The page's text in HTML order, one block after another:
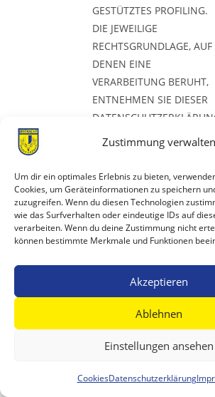
Zustimmung verwalten
Um dir ein optimales Erlebnis zu bieten,
Cookies, um Geräteinformationen zu speichern
zuzugreifen. Wenn du diesen Technologien
wie das Surfverhalten oder eindeutige IDs auf
verarbeiten. Wenn du deine Zustimmung nicht
können bestimmte Merkmale und Funktionen
Akzeptieren
Ablehnen
Einstellungen ansehen
CookiesDatenschutzerklärung
GESTÜTZTES PROFILING.
DIE JEWEILIGE
RECHTSGRUNDLAGE, AUF
DENEN EINE
VERARBEITUNG BERUHT,
ENTNEHMEN SIE DIESER
WENN SIE WIDERSPRUCH
EINLEGEN, WERDEN WIR
IHRE BETROFFENEN
PERSONENBEZOGENEN
DATEN NICHT MEHR
VERARBEITEN, ES SEI
WIR KÖNNEN
FÜR DIE VERARBEITUNG
NACHWEISEN, DIE IHRE
INTERESSEN, RECHTE UND
FREIHEITEN ÜBERWIEGEN
ODER DIE VERARBEITUNG
GELTENDMACHUNG,